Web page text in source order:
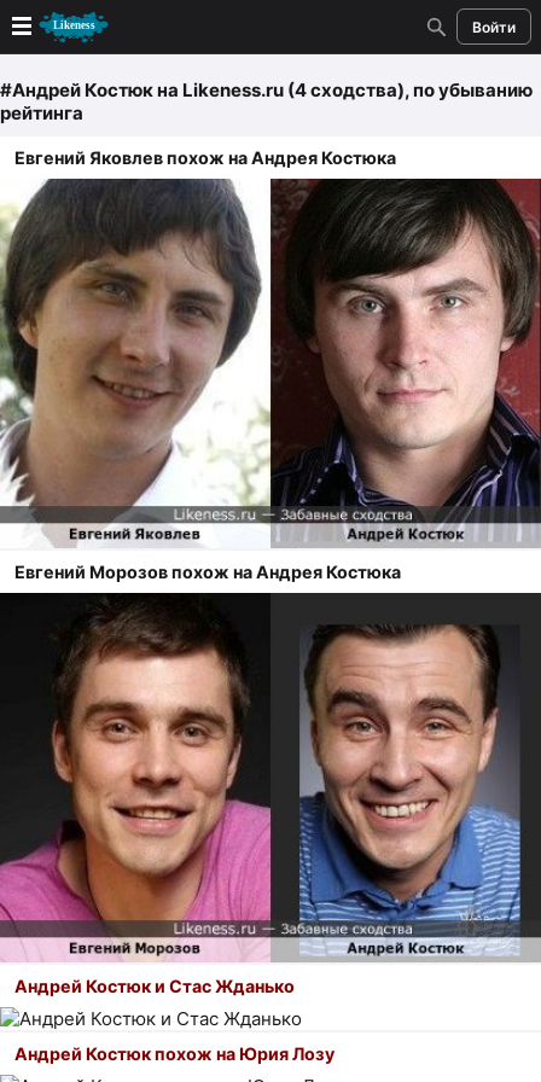
Войти
Новые
Лучшие
Голосование
Кандидаты
Случайное сходство 👍
Создать сходство
Для публикации необходима авторизация
Поиск
#Андрей Костюкна Likeness.ru (4 сходства), по убыванию
рейтинга
Евгений Яковлев похож на Андрея Костюка
Евгений Морозов похож на Андрея Костюка
Андрей Костюк и Стас Жданько
Андрей Костюк похож на Юрия Лозу